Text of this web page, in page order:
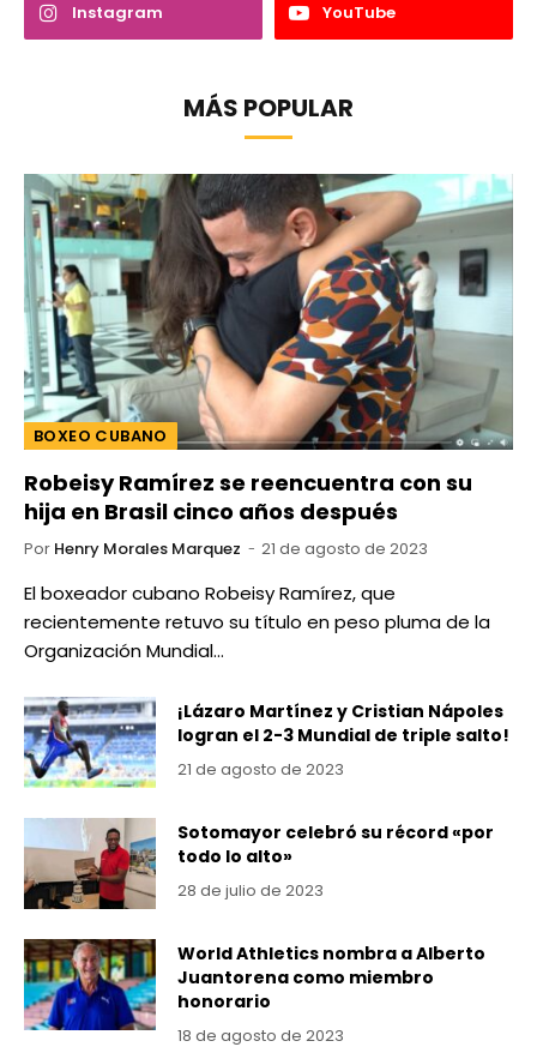
Instagram YouTube
MÁS POPULAR
BOXEO CUBANO
Robeisy Ramírez se reencuentra con su
hija en Brasil cinco años después
Por Henry Morales Marquez 21 de agosto de 2023
El boxeador cubano Robeisy Ramírez, que
recientemente retuvo su título en peso pluma de la
Organización Mundial…
¡Lázaro Martínez y Cristian Nápoles
logran el 2-3 Mundial de triple salto!
21 de agosto de 2023
Sotomayor celebró su récord «por
todo lo alto»
28 de julio de 2023
World Athletics nombra a Alberto
Juantorena como miembro
honorario
18 de agosto de 2023